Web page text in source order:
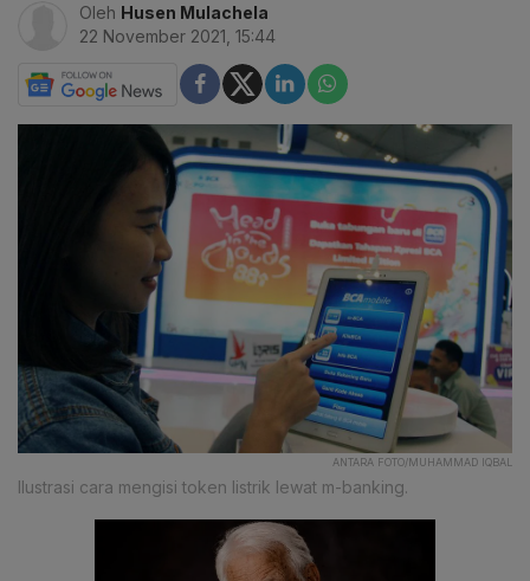
Oleh Husen Mulachela
22 November 2021, 15:44
ANTARA FOTO/MUHAMMAD IQBAL
Ilustrasi cara mengisi token listrik lewat m-banking.